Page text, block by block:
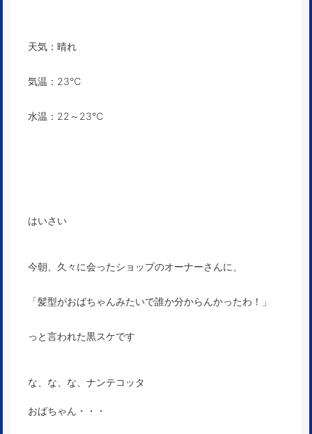
天気：晴れ
気温：23℃
水温：22～23℃
はいさい
今朝、久々に会ったショップのオーナーさんに、
「髪型がおばちゃんみたいで誰か分からんかったわ！」
っと言われた黒スケです
な、な、な、ナンテコッタ
おばちゃん・・・